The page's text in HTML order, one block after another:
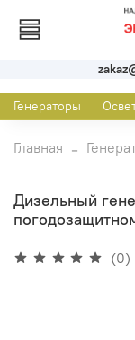
Генераторы
Главная
Дизельный
(0)